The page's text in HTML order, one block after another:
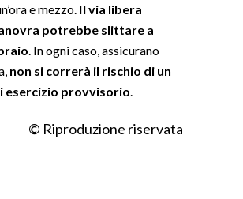
e mezzo. Ilvia libera
potrebbe slittare a
. In ogni caso, assicurano
non si correrà il rischio di un
esercizio provvisorio
© Riproduzione riservata